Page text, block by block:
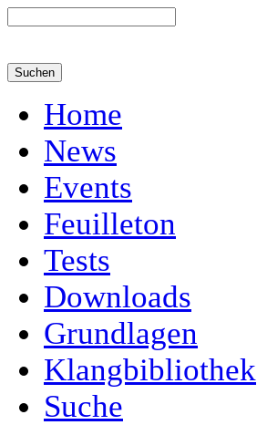
Home
News
Events
Feuilleton
Tests
Downloads
Grundlagen
Klangbibliothek
Suche